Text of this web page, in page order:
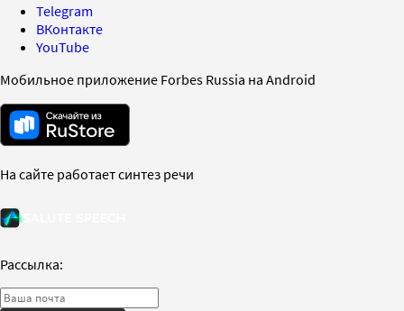
Telegram
ВКонтакте
YouTube
Мобильное приложение Forbes Russia на Android
На сайте работает синтез речи
Рассылка: